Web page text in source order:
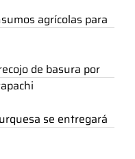
agrícolas para
de basura por
se entregará